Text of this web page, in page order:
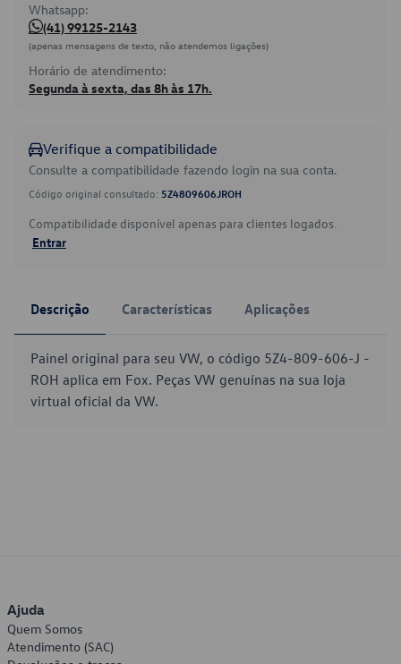
Whatsapp:
(41) 99125-2143
(apenas mensagens de texto, não atendemos ligações)
Horário de atendimento:
Segunda à sexta, das 8h às 17h.
Verifique a compatibilidade
Consulte a compatibilidade fazendo login na sua conta.
Código original consultado: 5Z4809606JROH
Compatibilidade disponível apenas para clientes logados.
Entrar
Descrição Características Aplicações
Painel original para seu VW, o código 5Z4-809-606-J -
ROH aplica em Fox. Peças VW genuínas na sua loja
virtual oficial da VW.
Ajuda
Quem Somos
Atendimento (SAC)